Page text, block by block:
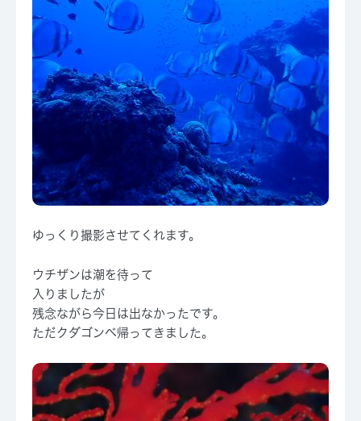
ゆっくり撮影させてくれます。
ウチザンは潮を待って
入りましたが
残念ながら今日は出なかったです。
ただクダゴンベ帰ってきました。